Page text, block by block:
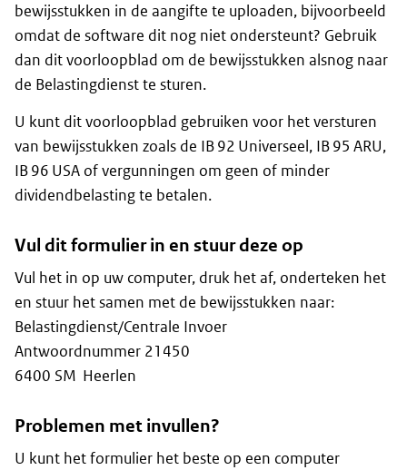
bewijsstukken in de aangifte te uploaden, bijvoorbeeld
omdat de software dit nog niet ondersteunt? Gebruik
dan dit voorloopblad om de bewijsstukken alsnog naar
de Belastingdienst te sturen.
U kunt dit voorloopblad gebruiken voor het versturen
van bewijsstukken zoals de IB 92 Universeel, IB 95 ARU,
IB 96 USA of vergunningen om geen of minder
dividendbelasting te betalen.
Vul dit formulier in en stuur deze op
Vul het in op uw computer, druk het af, onderteken het
en stuur het samen met de bewijsstukken naar:
Belastingdienst/Centrale Invoer
Antwoordnummer 21450
6400 SM Heerlen
Problemen met invullen?
U kunt het formulier het beste op een computer